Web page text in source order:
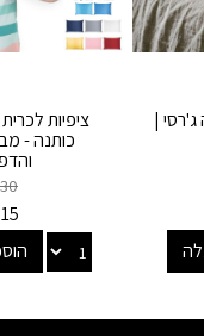
כותנה ג'רסי |
כותנה -
30
15